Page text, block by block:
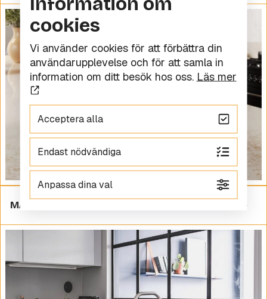
MARMOR
cookies
Vi använder cookies för att förbättra din
användarupplevelse och för att samla in
information om ditt besök hos oss. Läs mer
Acceptera alla
Endast nödvändiga
Anpassa dina val